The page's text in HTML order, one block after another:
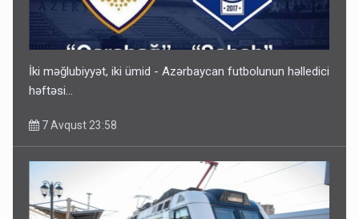
Geri çağırılan səfir Abel Məhərrəmovun oğludur - DOSYE
7 Avqust 14:07
İki məğlubiyyət, iki ümid - Azərbaycan futbolunun həlledici
həftəsi...
7 Avqust 23:58